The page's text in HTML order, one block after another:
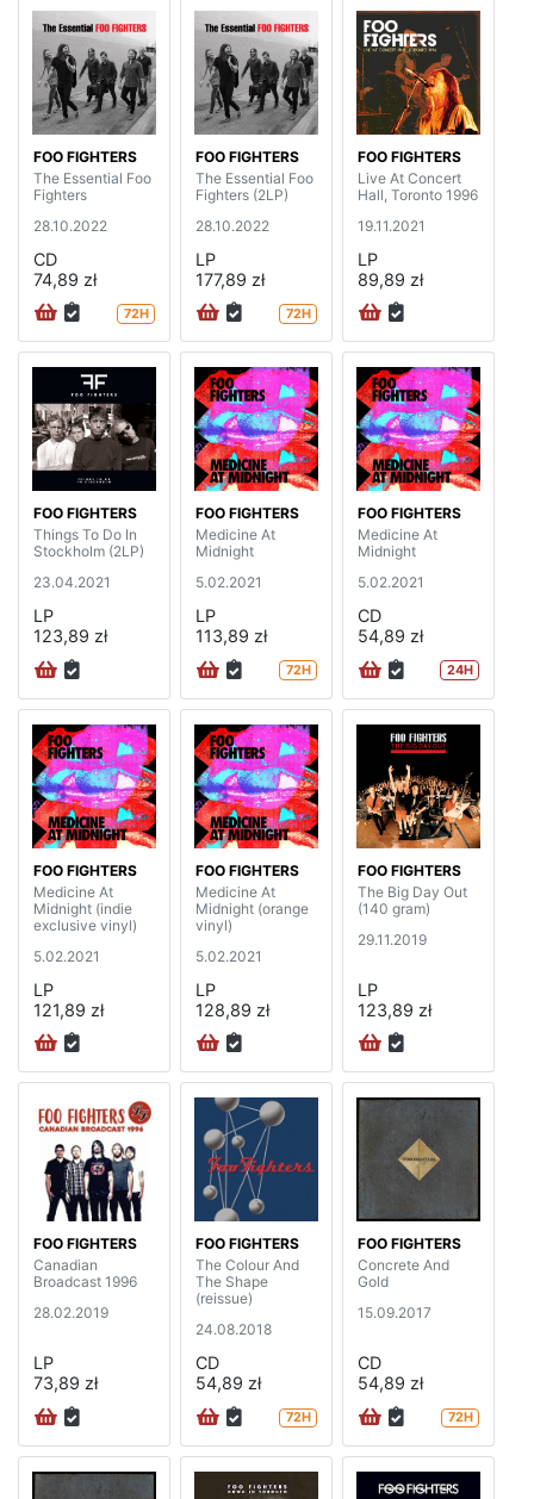
FOO FIGHTERS
The Essential Foo
Fighters
28.10.2022
CD
74,89 zł
72H
FOO FIGHTERS
The Essential Foo
Fighters (2LP)
28.10.2022
LP
177,89 zł
72H
FOO FIGHTERS
Live At Concert
Hall, Toronto 1996
19.11.2021
LP
89,89 zł
FOO FIGHTERS
Things To Do In
Stockholm (2LP)
23.04.2021
LP
123,89 zł
FOO FIGHTERS
Medicine At
Midnight
5.02.2021
LP
113,89 zł
72H
FOO FIGHTERS
Medicine At
Midnight
5.02.2021
CD
54,89 zł
24H
FOO FIGHTERS
Medicine At
Midnight (indie
exclusive vinyl)
5.02.2021
LP
121,89 zł
FOO FIGHTERS
Medicine At
Midnight (orange
vinyl)
5.02.2021
LP
128,89 zł
FOO FIGHTERS
The Big Day Out
(140 gram)
29.11.2019
LP
123,89 zł
FOO FIGHTERS
Canadian
Broadcast 1996
28.02.2019
LP
73,89 zł
FOO FIGHTERS
The Colour And
The Shape
(reissue)
24.08.2018
CD
54,89 zł
72H
FOO FIGHTERS
Concrete And
Gold
15.09.2017
CD
54,89 zł
72H